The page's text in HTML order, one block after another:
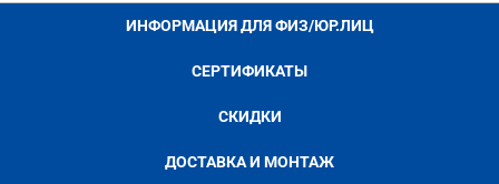
ИНФОРМАЦИЯ ДЛЯ ФИЗ/ЮР.ЛИЦ
СЕРТИФИКАТЫ
СКИДКИ
ДОСТАВКА И МОНТАЖ